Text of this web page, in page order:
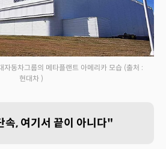
자동차그룹의 메타플랜트 아메리카 모습 (출처 :
현대차 )
속, 여기서 끝이 아니다"